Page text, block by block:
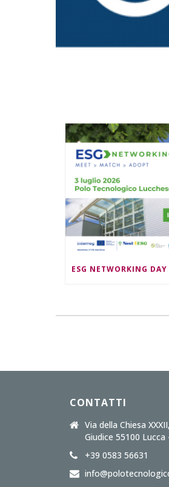
CONTATTI
Via della Chiesa
Giudice 55100 Lucca
+39 0583 56631